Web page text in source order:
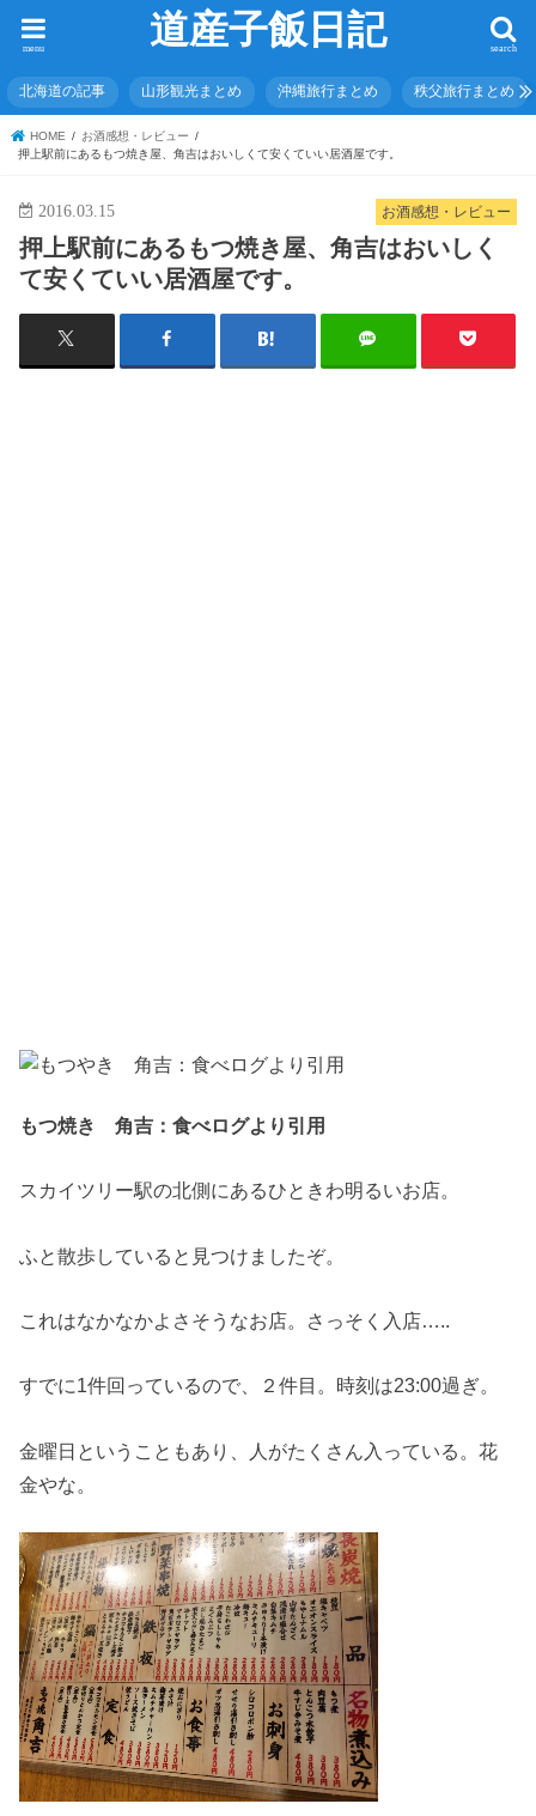
道産子飯日記 search
menu
北海道の記事 山形観光まとめ 沖縄旅行まとめ 秩父旅行まとめ
HOME
お酒感想・レビュー
押上駅前にあるもつ焼き屋、角吉はおいしくて安くていい居酒屋です。
お酒感想・レビュー
2016.03.15
押上駅前にあるもつ焼き屋、角吉はおいしく
て安くていい居酒屋です。
もつ焼き 角吉：食べログより引用
スカイツリー駅の北側にあるひときわ明るいお店。
ふと散歩していると見つけましたぞ。
これはなかなかよさそうなお店。さっそく入店…..
すでに1件回っているので、２件目。時刻は23:00過ぎ。
金曜日ということもあり、人がたくさん入っている。花
金やな。